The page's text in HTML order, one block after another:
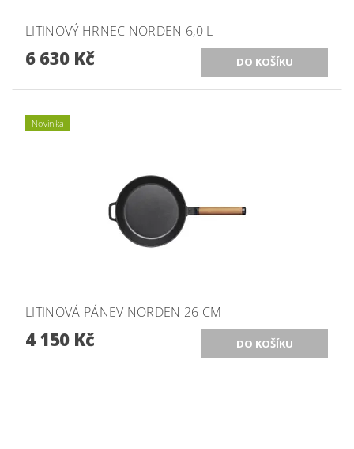
LITINOVÝ HRNEC NORDEN 6,0 L
6 630 Kč
Novinka
LITINOVÁ PÁNEV NORDEN 26 CM
4 150 Kč